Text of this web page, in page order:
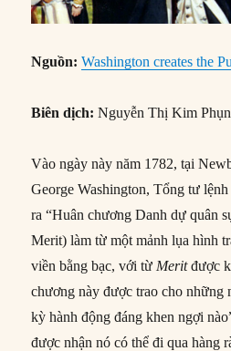
Nguồn: Washington creates the
Biên dịch: Nguyễn Thị Kim
Vào ngày này năm 1782, tại
George Washington, Tổng tư
ra “Huân chương Danh dự quân
Merit) làm từ một mảnh lụa hình
viền bằng bạc, với từ Meritđược
chương này được trao cho những
kỳ hành động đáng khen ngợi
được nhận nó có thể đi qua hàng